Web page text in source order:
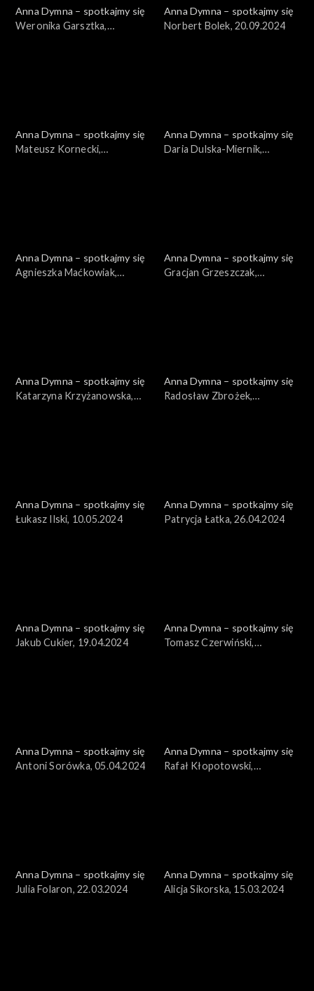
Anna Dymna – spotkajmy się
Weronika Garsztka,
Anna Dymna – spotkajmy się
Norbert Bolek, 20.09.2024
Anna Dymna – spotkajmy się
Mateusz Kornecki,
Anna Dymna – spotkajmy się
Daria Dulska-Miernik,
Anna Dymna – spotkajmy się
Agnieszka Maćkowiak,
Anna Dymna – spotkajmy się
Gracjan Grzeszczak,
Anna Dymna – spotkajmy się
Katarzyna Krzyżanowska,
Anna Dymna – spotkajmy się
Radosław Zbrożek,
Anna Dymna – spotkajmy się
Łukasz Ilski, 10.05.2024
Anna Dymna – spotkajmy się
Patrycja Łatka, 26.04.2024
Anna Dymna – spotkajmy się
Jakub Cukier, 19.04.2024
Anna Dymna – spotkajmy się
Tomasz Czerwiński,
Anna Dymna – spotkajmy się
Antoni Sorówka, 05.04.2024
Anna Dymna – spotkajmy się
Rafał Kłopotowski,
Anna Dymna – spotkajmy się
Julia Folaron, 22.03.2024
Anna Dymna – spotkajmy się
Alicja Sikorska, 15.03.2024